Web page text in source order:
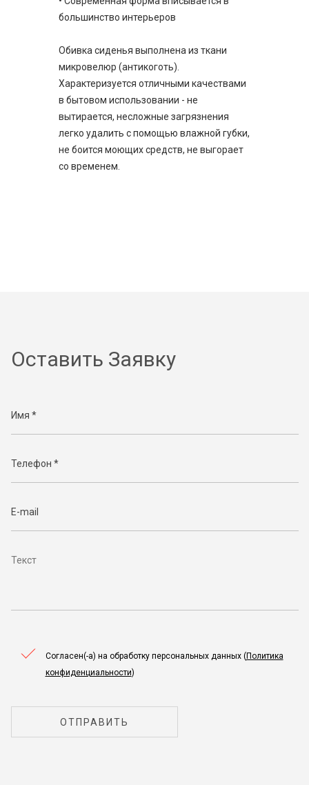
большинство интерьеров
Обивка сиденья выполнена из ткани
микровелюр (антикоготь).
Характеризуется отличными качествами
в бытовом использовании - не
вытирается, несложные загрязнения
легко удалить с помощью влажной губки,
не боится моющих средств, не выгорает
со временем.
Оставить Заявку
Согласен(-а) на обработку персональных данных (Политика
конфиденциальности)
ОТПРАВИТЬ